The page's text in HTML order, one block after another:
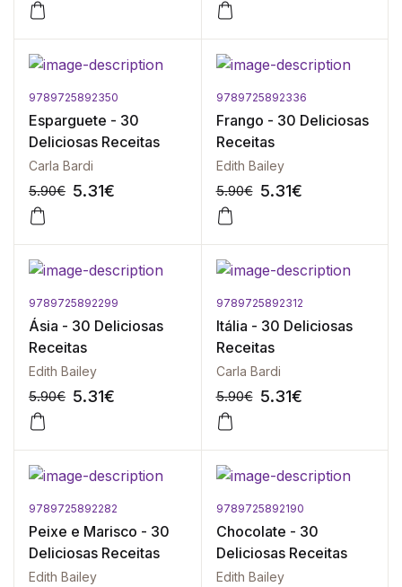
9789725892350
Esparguete - 30
Deliciosas Receitas
Carla Bardi
5.90€ 5.31€
9789725892336
Frango - 30 Deliciosas
Receitas
Edith Bailey
5.90€ 5.31€
9789725892299
Ásia - 30 Deliciosas
Receitas
Edith Bailey
5.90€ 5.31€
9789725892312
Itália - 30 Deliciosas
Receitas
Carla Bardi
5.90€ 5.31€
9789725892282
Peixe e Marisco - 30
Deliciosas Receitas
Edith Bailey
9789725892190
Chocolate - 30
Deliciosas Receitas
Edith Bailey